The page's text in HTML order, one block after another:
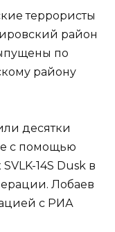
террористы
район
по
району
десятки
с помощью
14S Dusk в
Лобаев
с РИА